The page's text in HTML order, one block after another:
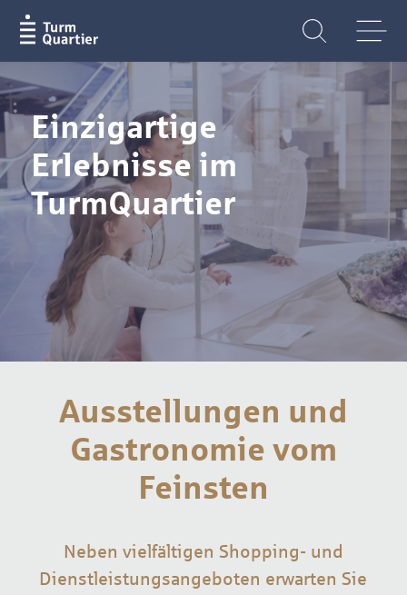
Einzigartige
Erlebnisse im
TurmQuartier
Ausstellungen und
Gastro­nomie vom
Feinsten
Neben viel­fältigen Shopping- und
Dienst­leistungs­angeboten erwarten Sie